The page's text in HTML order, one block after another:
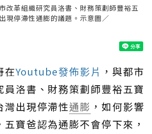
改革組織研究員洛書、財務策劃師豐裕五
現停滯性通膨的議題。示意圖／
在Youtube發佈影片 ，與都市
員洛書、財務策劃師豐裕五寶
灣出現停滯性通膨 ，如何影響
五寶爸認為通膨不會停下來，